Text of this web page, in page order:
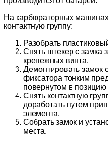
На карбюраторных машинах
контактную группу:
Разобрать
Снять штекер с замка
крепежных винта.
Демонтировать замок
фиксатора тонким
повернутом в позицию
Снять контактную
доработать путем
элемента.
Собрать замок и
места.